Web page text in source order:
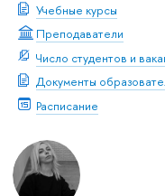
Учебные курсы
Преподаватели
Число студентов и
Документы
Расписание